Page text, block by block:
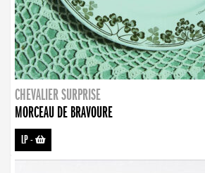
CHEVALIER SURPRISE
MORCEAU DE BRAVOURE
LP-